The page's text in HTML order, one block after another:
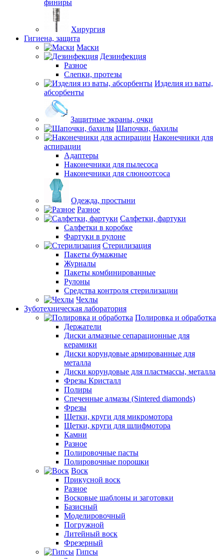
финиры
Хирургия
Гигиена, защита
Маски
Дезинфекция
Разное
Слепки, протезы
Изделия из ваты,
абсорбенты
Защитные экраны, очки
Шапочки, бахилы
Наконечники для
аспирации
Адаптеры
Наконечники для пылесоса
Наконечники для слюноотсоса
Одежда, простыни
Разное
Салфетки, фартуки
Салфетки в коробке
Фартуки в рулоне
Стерилизация
Пакеты бумажные
Журналы
Пакеты комбинированные
Рулоны
Средства контроля стерилизации
Чехлы
Зуботехническая лаборатория
Полировка и обработка
Держатели
Диски алмазные сепарационные для
керамики
Диски корундовые армированные для
металла
Диски корундовые для пластмассы, металла
Фрезы Кристалл
Полиры
Спеченные алмазы (Sintered diamonds)
Фрезы
Щетки, круги для микромотора
Щетки, круги для шлифмотора
Камни
Разное
Полировочные пасты
Полировочные порошки
Воск
Прикусной воск
Разное
Восковые шаблоны и заготовки
Базисный
Моделировочный
Погружной
Литейный воск
Фрезерный
Гипсы